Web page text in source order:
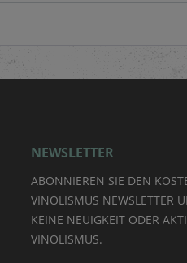
NEWSLETTER
ABONNIEREN SIE DEN
VINOLISMUS NEWSLETTER
KEINE NEUIGKEIT ODER
VINOLISMUS.